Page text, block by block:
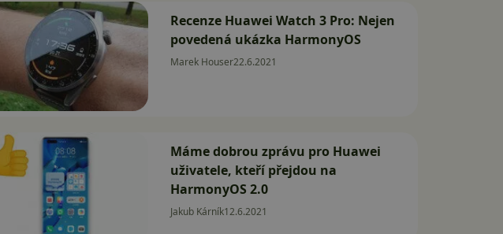
Recenze Huawei Watch 3 Pro: Nejen
povedená ukázka HarmonyOS
Marek Houser22.6.2021
Máme dobrou zprávu pro Huawei
uživatele, kteří přejdou na
HarmonyOS 2.0
Jakub Kárník12.6.2021